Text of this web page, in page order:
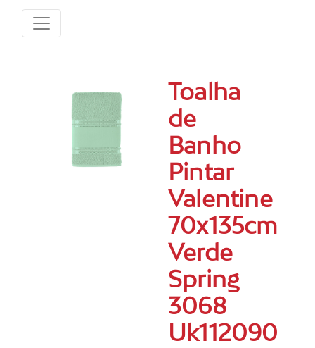
Toalha
de
Banho
Pintar
Valentine
70x135cm
Verde
Spring
3068
Uk112090